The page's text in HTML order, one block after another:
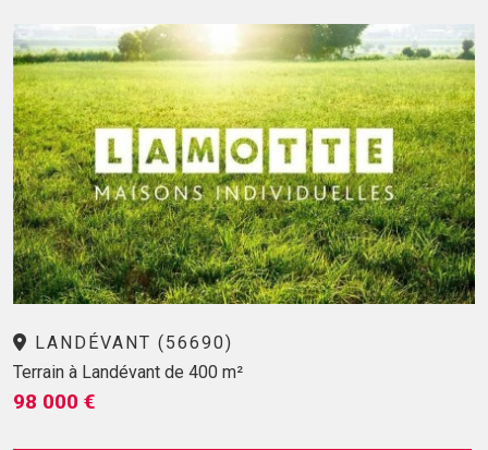
LANDÉVANT (56690)
Terrain à Landévant de 400 m²
98 000 €